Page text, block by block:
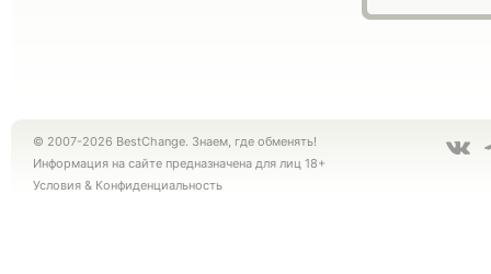
© 2007-2026 BestChange. Знаем, где обменять!
Информация на сайте предназначена для лиц 18+
Условия & Конфиденциальность